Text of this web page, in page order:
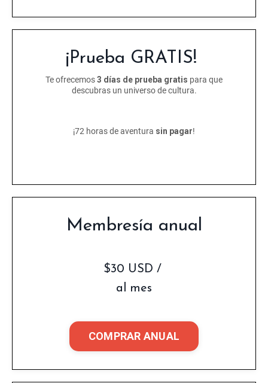
¡Prueba GRATIS!
Te ofrecemos3 días de prueba gratis para que
descubras un universo de cultura.
¡72 horas de aventura sin pagar!
Membresía anual
$30 USD /
al mes
COMPRAR ANUAL